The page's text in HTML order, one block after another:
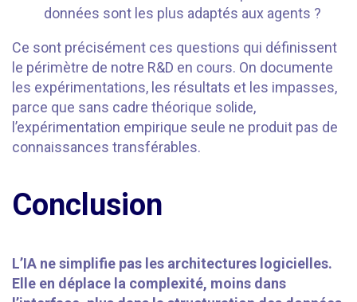
données sont les plus adaptés aux agents ?
Ce sont précisément ces questions qui définissent
le périmètre de notre R&D en cours. On documente
les expérimentations, les résultats et les impasses,
parce que sans cadre théorique solide,
l’expérimentation empirique seule ne produit pas de
connaissances transférables.
Conclusion
L’IA ne simplifie pas les architectures logicielles.
Elle en déplace la complexité, moins dans